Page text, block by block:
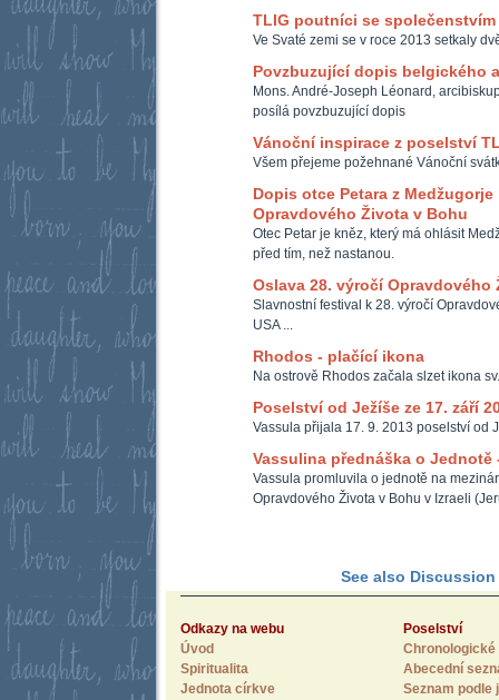
TLIG poutníci se společenstvím
Ve Svaté zemi se v roce 2013 setkaly
Povzbuzující dopis belgického
Mons. André-Joseph Léonard,
posílá povzbuzující dopis
Vánoční inspirace z poselství
Všem přejeme požehnané Vánoční
Dopis otce Petara z
Opravdového Života v Bohu
Otec Petar je kněz, který má ohlásit
před tím, než nastanou.
Oslava 28. výročí Opravdového
Slavnostní festival k 28. výročí
USA ...
Rhodos - plačící ikona
Na ostrově Rhodos začala slzet ikona
Poselství od Ježíše ze 17. září
Vassula přijala 17. 9. 2013 poselství od
Vassulina přednáška o Jednotě
Vassula promluvila o jednotě na
Opravdového Života v Bohu v Izraeli
See also
Odkazy na webu
Úvod
Spiritualita
Jednota církve
Poselství
Chronologické
Abecední
Seznam